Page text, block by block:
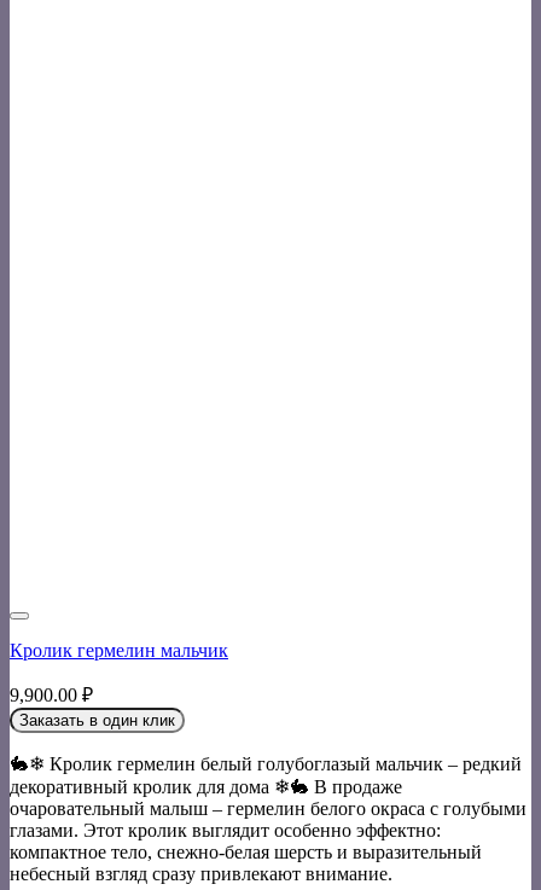
Кролик гермелин мальчик
9,900.00 ₽
Заказать в один клик
🐇❄ Кролик гермелин белый голубоглазый мальчик – редкий
декоративный кролик для дома ❄🐇 В продаже
очаровательный малыш – гермелин белого окраса с голубыми
глазами. Этот кролик выглядит особенно эффектно:
компактное тело, снежно-белая шерсть и выразительный
небесный взгляд сразу привлекают внимание.